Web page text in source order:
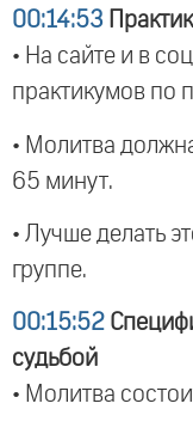
00:14:53
• На сайте и в
практикумов по
• Молитва
65 минут.
• Лучше делать
группе.
00:15:52
судьбой
• Молитва